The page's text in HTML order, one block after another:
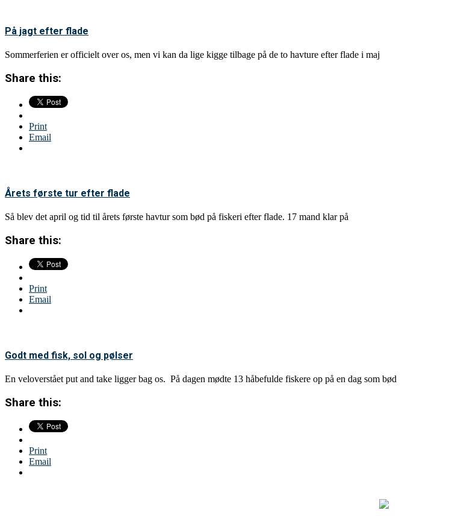
På jagt efter flade
Sommerferien er officielt over os, men vi kan da lige kigge tilbage på de to havture efter flade i maj
Share this:
Print
Email
Årets første tur efter flade
Så blev det april og tid til årets første havtur som bød på fiskeri efter flade. 17 mand klar på
Share this:
Print
Email
Godt med fisk, sol og pølser
En veloverstået put and take ligger bag os. På dagen mødte 13 håbefulde fiskere op på en dag som bød
Share this:
Print
Email